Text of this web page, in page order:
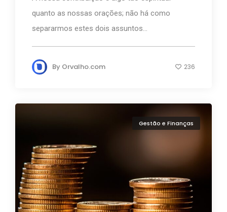
quanto as nossas orações; não há como
separarmos estes dois assuntos...
By Orvalho.com 236
Gestão e Finanças